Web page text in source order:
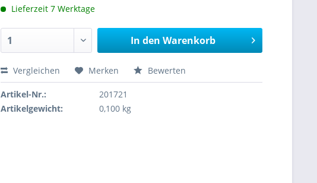
Lieferzeit 7 Werktage
In den Warenkorb
Vergleichen Merken Bewerten
Artikel-Nr.:
201721
Artikelgewicht:
0,100 kg